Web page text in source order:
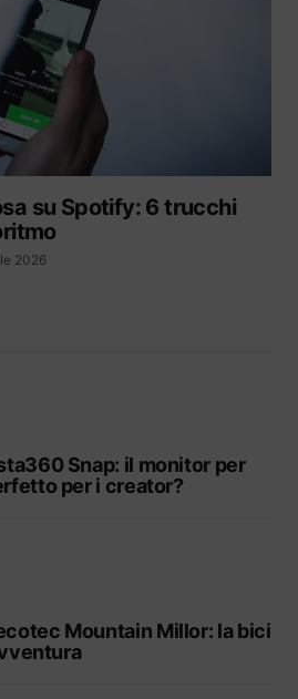
su Spotify: 6 trucchi
2026
Snap: il monitor per
per i creator?
Mountain Millor: la bici